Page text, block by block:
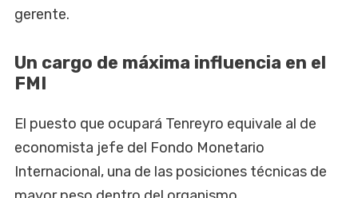
gerente.
Un cargo de máxima influencia en el
FMI
El puesto que ocupará Tenreyro equivale al de
economista jefe del Fondo Monetario
Internacional, una de las posiciones técnicas de